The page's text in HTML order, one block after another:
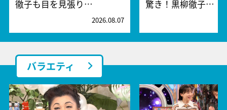
徹子も目を見張り…
2026.08.07
驚き！黒柳徹子…
バラエティ